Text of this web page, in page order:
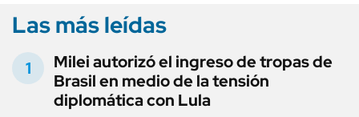
Las más leídas
Milei autorizó el ingreso de tropas de
Brasil en medio de la tensión
diplomática con Lula